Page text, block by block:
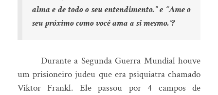
alma e de todo o seu entendimento.” e “Ame o
seu próximo como você ama a si mesmo.”?
Durante a Segunda Guerra Mundial houve
um prisioneiro judeu que era psiquiatra chamado
Viktor Frankl. Ele passou por 4 campos de